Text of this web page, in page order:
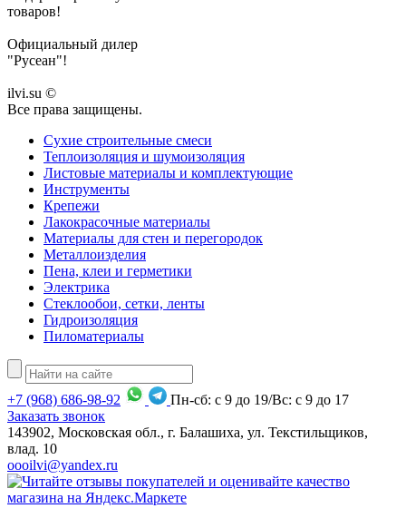
товаров!
Официальный дилер
"Русеан"!
ilvi.su ©
Все права защищены.
Сухие строительные смеси
Теплоизоляция и шумоизоляция
Листовые материалы и комплектующие
Инструменты
Крепежи
Лакокрасочные материалы
Материалы для стен и перегородок
Металлоизделия
Пена, клеи и герметики
Электрика
Стеклообои, сетки, ленты
Гидроизоляция
Пиломатериалы
+7 (968) 686-98-92
Пн-сб: с 9 до 19/Вс: с 9 до 17
Заказать звонок
143902, Московская обл., г. Балашиха, ул. Текстильщиков,
влад. 10
oooilvi@yandex.ru